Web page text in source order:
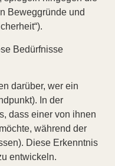
Beweggründe und
Bedürfnisse
darüber, wer ein
In der
dass einer von ihnen
während der
Diese Erkenntnis
entwickeln.